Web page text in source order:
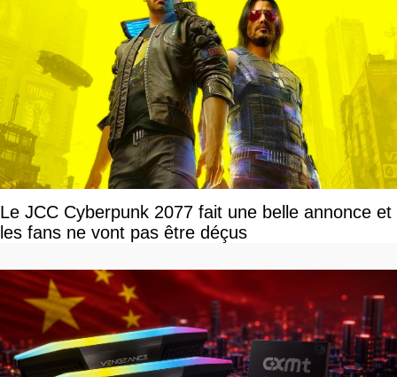
Le JCC Cyberpunk 2077 fait une belle annonce et
les fans ne vont pas être déçus